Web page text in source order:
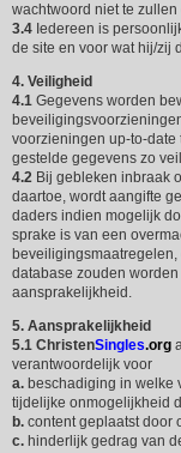
wachtwoord niet te
3.4 Iedereen is
de site en voor wat hij/zij
4. Veiligheid
4.1 Gegevens worden
voorzieningen up-to-date
gestelde gegevens zo
4.2 Bij gebleken inbraak
daartoe, wordt aangifte
daders indien mogelijk
sprake is van een
database zouden
aansprakelijkheid.
5. Aansprakelijkheid
5.1 ChristenSingles.org
verantwoordelijk voor
a. beschadiging in welke
tijdelijke onmogelijkheid
b. content geplaatst door
c. hinderlijk gedrag van